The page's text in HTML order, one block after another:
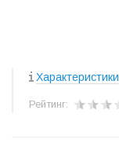
Характеристики
Рейтинг: